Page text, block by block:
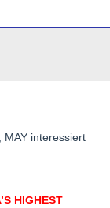
interessiert
HIGHEST